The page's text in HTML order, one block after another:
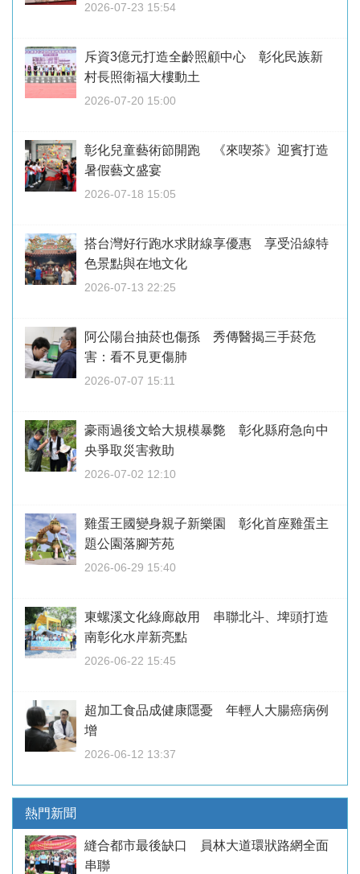
2026-07-23 15:54
斥資3億元打造全齡照顧中心 彰化民族新
村長照衛福大樓動土
2026-07-20 15:00
彰化兒童藝術節開跑 《來喫茶》迎賓打造
暑假藝文盛宴
2026-07-18 15:05
搭台灣好行跑水求財線享優惠 享受沿線特
色景點與在地文化
2026-07-13 22:25
阿公陽台抽菸也傷孫 秀傳醫揭三手菸危
害：看不見更傷肺
2026-07-07 15:11
豪雨過後文蛤大規模暴斃 彰化縣府急向中
央爭取災害救助
2026-07-02 12:10
雞蛋王國變身親子新樂園 彰化首座雞蛋主
題公園落腳芳苑
2026-06-29 15:40
東螺溪文化綠廊啟用 串聯北斗、埤頭打造
南彰化水岸新亮點
2026-06-22 15:45
超加工食品成健康隱憂 年輕人大腸癌病例
增
2026-06-12 13:37
熱門新聞
縫合都市最後缺口 員林大道環狀路網全面
串聯